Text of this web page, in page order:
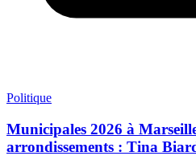
Politique
Municipales 2026 à
arrondissements : Tina